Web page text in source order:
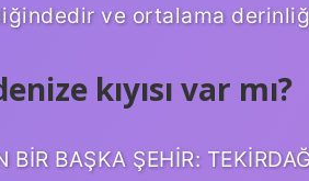
ve ortalama
kıyısı var mı?
BİR BAŞKA ŞEHİR: